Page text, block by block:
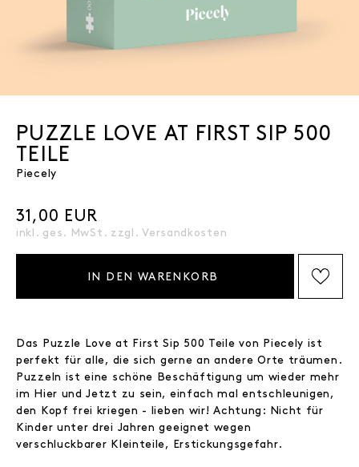
PUZZLE LOVE AT FIRST SIP 500
TEILE
Piecely
31,00 EUR
inkl. ges. MwSt. zzgl.Versandkosten
IN DEN WARENKORB
Das Puzzle Love at First Sip 500 Teile von Piecely ist
perfekt für alle, die sich gerne an andere Orte träumen.
Puzzeln ist eine schöne Beschäftigung um wieder mehr
im Hier und Jetzt zu sein, einfach mal entschleunigen,
den Kopf frei kriegen - lieben wir! Achtung: Nicht für
Kinder unter drei Jahren geeignet wegen
verschluckbarer Kleinteile, Erstickungsgefahr.